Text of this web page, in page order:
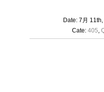
Date: 7月
Cate: 405,